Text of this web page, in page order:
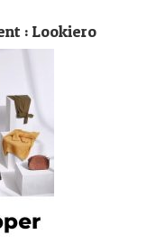
: Lookiero